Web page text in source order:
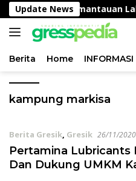
Langsung
ke
konten
Update News
Lakukan Pemantauan
Berita Home INFORMASI
kampung markisa
Berita Gresik, Gresik 26/11/2020
Pertamina Lubricants
Dan Dukung UMKM